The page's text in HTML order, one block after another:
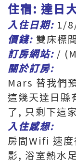
住宿: 達日
入住日期: 1/
價錢: 雙床標
訂房網站: /
關於訂房:
Mars 替我們
這幾天達日縣
了, 只剩下這
入住感想:
房間Wifi 速
影, 浴室熱水